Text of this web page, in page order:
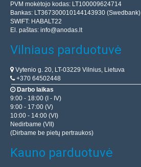
PVM mokėtojo kodas: LT100009624714
Bankas: LT367300010144143930 (Swedbank)
SWIFT: HABALT22
El. paštas: info@anodas.lt
Vilniaus parduotuvė
Vytenio g. 20, LT-03229 Vilnius, Lietuva
+370 64502448
Darbo laikas
9:00 - 18:00 (I - IV)
9:00 - 17:00 (V)
10:00 - 14:00 (VI)
Nedirbame (VII)
(Dirbame be pietų pertraukos)
Kauno parduotuvė